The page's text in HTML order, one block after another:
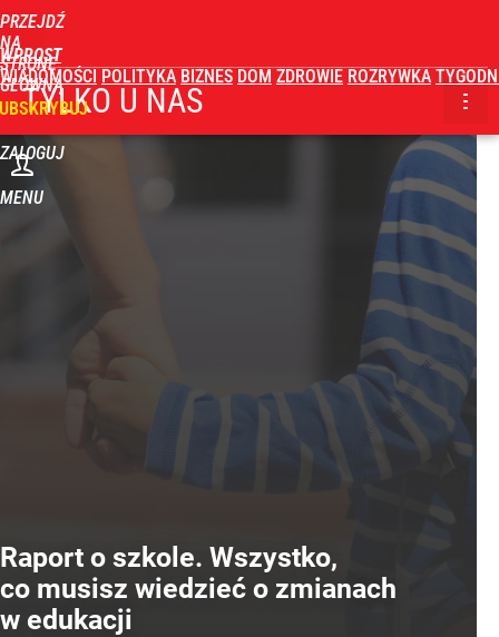
PRZEJDŹ
NA
STRONĘ
GŁÓWNĄ
WPROST
WIADOMOŚCI POLITYKA BIZNES DOM ZDROWIE ROZRYWKA
ZALOGUJ
MENU
TYLKO U NAS
Raport o szkole. Wszystko,
co musisz wiedzieć o zmianach
w edukacji